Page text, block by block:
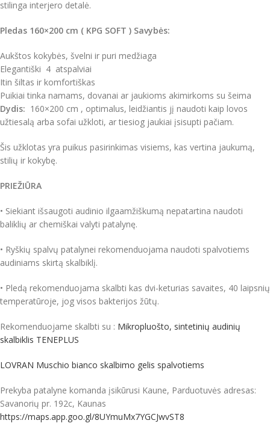
stilinga interjero detalė.
Pledas 160×200 cm ( KPG SOFT ) Savybės:
Aukštos kokybės, švelni ir puri medžiaga
Elegantiški 4 atspalviai
Itin šiltas ir komfortiškas
Puikiai tinka namams, dovanai ar jaukioms akimirkoms su šeima
Dydis: 160×200 cm , optimalus, leidžiantis jį naudoti kaip lovos
užtiesalą arba sofai užkloti, ar tiesiog jaukiai įsisupti pačiam.
Šis užklotas yra puikus pasirinkimas visiems, kas vertina jaukumą,
stilių ir kokybę.
PRIEŽIŪRA
• Siekiant išsaugoti audinio ilgaamžiškumą nepatartina naudoti
baliklių ar chemiškai valyti patalynę.
• Ryškių spalvų patalynei rekomenduojama naudoti spalvotiems
audiniams skirtą skalbiklį.
• Pledą rekomenduojama skalbti kas dvi-keturias savaites, 40 laipsnių
temperatūroje, jog visos bakterijos žūtų.
Rekomenduojame skalbti su : Mikropluošto, sintetinių audinių
skalbiklis TENEPLUS
LOVRAN Muschio bianco skalbimo gelis spalvotiems
Prekyba patalyne komanda įsikūrusi Kaune, Parduotuvės adresas:
Savanorių pr. 192c, Kaunas
https://maps.app.goo.gl/8UYmuMx7YGCJwvST8